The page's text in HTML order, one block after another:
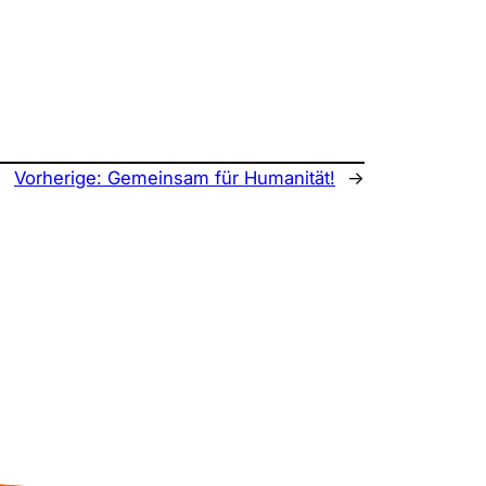
Vorherige: Gemeinsam für Humanität! →